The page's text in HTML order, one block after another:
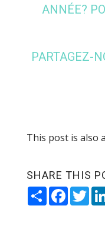
ANNÉE?
PARTAGEZ-
This post is also
SHARE THIS
Share